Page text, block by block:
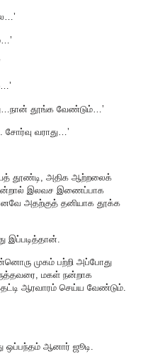
தூங்க வேண்டும்…’
வராது…’
தூண்டி, அதிக ஆற்றலைக்
இலவச இணைப்பாக
அதற்குத் தனியாக தூக்க
இப்படித்தான்.
முகம் பற்றி அப்போது
மகள் நன்றாக
ஆரவாரம் செய்ய வேண்டும்.
ஒப்பந்தம் ஆனார் ஜூடி.